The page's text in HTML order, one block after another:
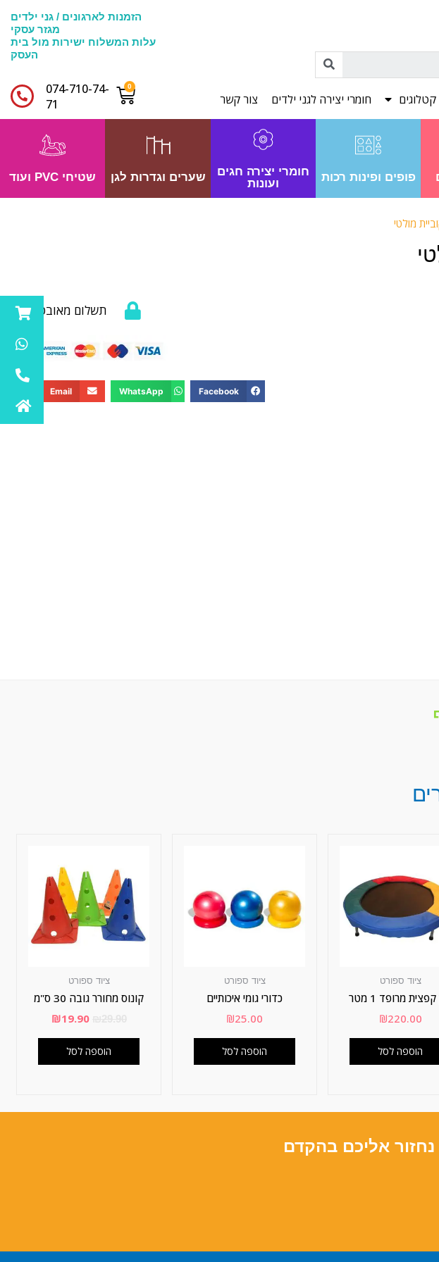
קטלוגים חומרי יצירה לגני ילדים צור קשר
הזמנות לארגונים / גני ילדים
מגזר עסקי
עלות המשלוח ישירות מול בית
העסק
074-710-74-
71​
פופים ופינות רכות
חומרי יצירה חגים
ועונות
שערים וגדרות לגן שטיחי PVC ועוד
מולטי
תשלום מאובטח
Facebook
WhatsApp
Email
ציוד ספורט
מרופד 1 מטר
₪220.00
הוספה לסל
ציוד ספורט
קונוס מחורר גובה 30 ס"מ
₪19.90
הוספה לסל
ציוד ספורט
כדורי גומי איכותיים
₪25.00
הוספה לסל
אליכם בהקדם